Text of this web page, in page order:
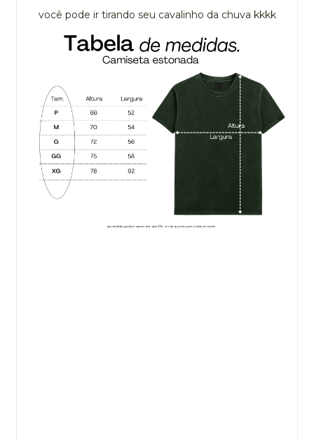
você pode ir tirando seu cavalinho da chuva kkkk